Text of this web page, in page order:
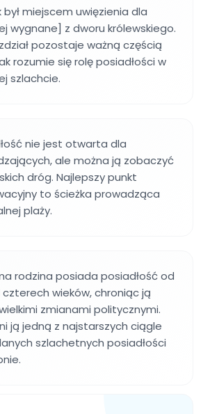
był miejscem uwięzienia dla
wygnane] z dworu królewskiego.
pozostaje ważną częścią
rozumie się rolę posiadłości w
szlachcie.
nie jest otwarta dla
ale można ją zobaczyć
dróg. Najlepszy punkt
to ścieżka prowadząca
plaży.
rodzina posiada posiadłość od
wieków, chroniąc ją
zmianami politycznymi.
ją jedną z najstarszych ciągle
szlachetnych posiadłości